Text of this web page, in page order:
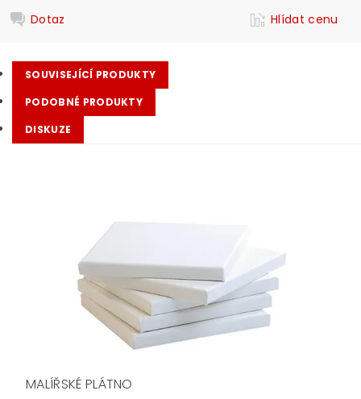
Dotaz
Hlídat cenu
SOUVISEJÍCÍ PRODUKTY
PODOBNÉ PRODUKTY
DISKUZE
MALÍŘSKÉ PLÁTNO